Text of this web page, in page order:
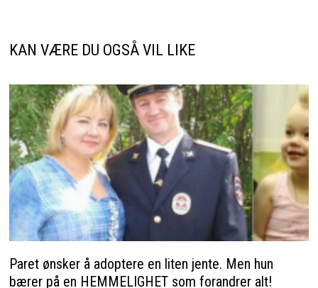
KAN VÆRE DU OGSÅ VIL LIKE
Paret ønsker å adoptere en liten jente. Men hun
bærer på en HEMMELIGHET som forandrer alt!